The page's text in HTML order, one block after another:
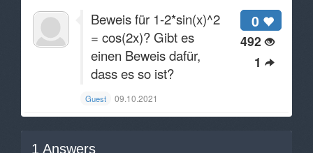
0
492
1
Beweis für 1-2*sin(x)^2
= cos(2x)? Gibt es
einen Beweis dafür,
dass es so ist?
Guest 09.10.2021
1 Answers